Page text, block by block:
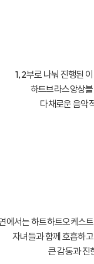
1, 2부로 나눠 진행된
하트브라스앙상
다채로운 음악
에서는 하트하트오케스
자녀들과 함께 호흡하
큰 감동과 진